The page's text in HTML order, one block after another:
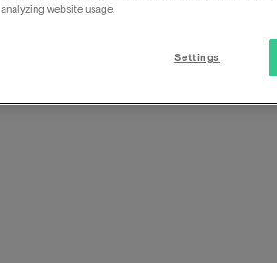
analyzing website usage.
Settings